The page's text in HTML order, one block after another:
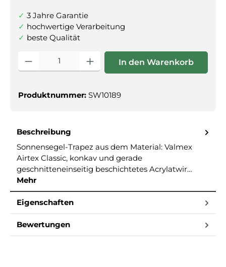
3 Jahre Garantie
hochwertige Verarbeitung
beste Qualität
Produkt Anzahl: Gib den gewünschten Wert ein oder
In den Warenkorb
Produktnummer: SW10189
Beschreibung
Sonnensegel-Trapez aus dem Material: Valmex
Airtex Classic, konkav und gerade
geschnitteneinseitig beschichtetes Acrylatwir…
Mehr
Eigenschaften
Bewertungen